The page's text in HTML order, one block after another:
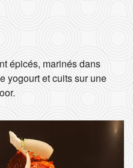
épicés, marinés dans
yogourt et cuits sur une